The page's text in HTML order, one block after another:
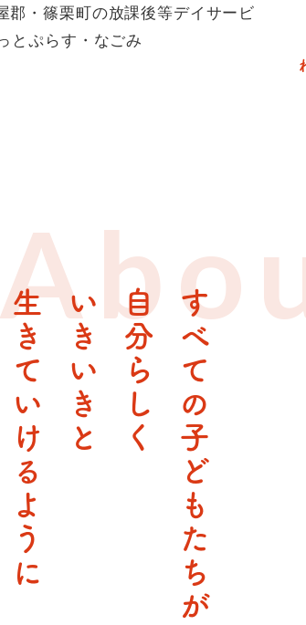
すべての子どもたちが
自分らしく
いきいきと
生きていけるように